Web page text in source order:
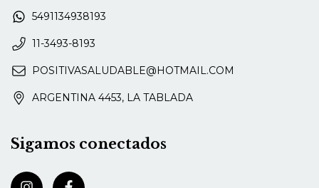
5491134938193
11-3493-8193
POSITIVASALUDABLE@HOTMAIL.COM
ARGENTINA 4453, LA TABLADA
Sigamos conectados